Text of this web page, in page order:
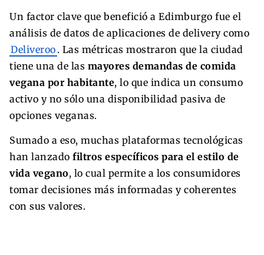
Un factor clave que benefició a Edimburgo fue el
análisis de datos de aplicaciones de delivery como
Deliveroo . Las métricas mostraron que la ciudad
tiene una de las mayores demandas de comida
vegana por habitante, lo que indica un consumo
activo y no sólo una disponibilidad pasiva de
opciones veganas.
Sumado a eso, muchas plataformas tecnológicas
han lanzado filtros específicos para el estilo de
vida vegano, lo cual permite a los consumidores
tomar decisiones más informadas y coherentes
con sus valores.